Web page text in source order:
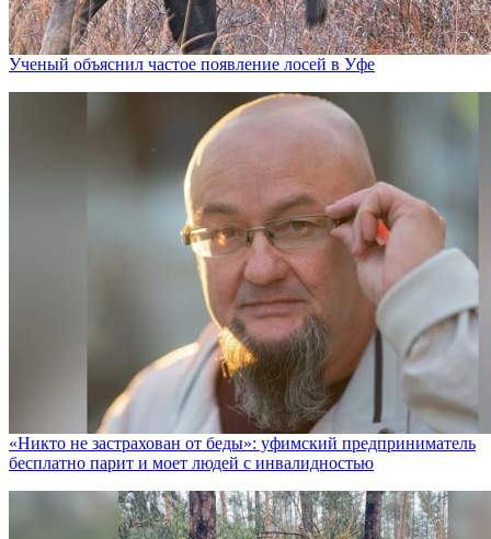
Ученый объяснил частое появление лосей в Уфе
«Никто не заcтрахован от беды»: уфимский предприниматель
бесплатно парит и моет людей с инвалидностью